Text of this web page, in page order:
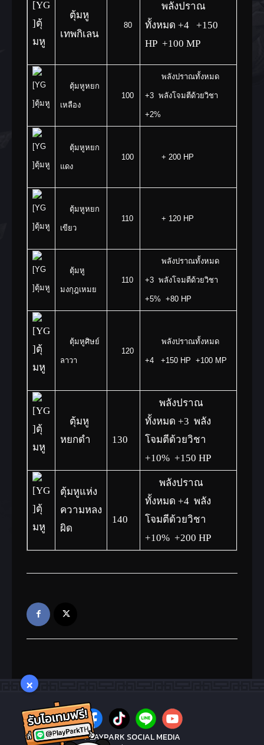
ตุ้มหู
เทพกิเลน
80
พลังปราณ
ทั้งหมด +4 +150
HP +100 MP
ตุ้มหูหยก
เหลือง
100
พลังปราณทั้งหมด
+3 พลังโจมตีด้วยวิชา
+2%
ตุ้มหูหยก
แดง
100 + 200 HP
ตุ้มหูหยก
เขียว
110 + 120 HP
ตุ้มหู
มงกุฎเหมย
110
พลังปราณทั้งหมด
+3 พลังโจมตีด้วยวิชา
+5% +80 HP
ตุ้มหูศิษย์
ลาวา
120
พลังปราณทั้งหมด
+4 +150 HP +100 MP
ตุ้มหู
หยกดำ
130
พลังปราณ
ทั้งหมด +3 พลัง
โจมตีด้วยวิชา
+10% +150 HP
ตุ้มหูแห่ง
ความหลง
ผิด
140
พลังปราณ
ทั้งหมด +4 พลัง
โจมตีด้วยวิชา
+10% +200 HP
PLAYPARK SOCIAL MEDIA
×